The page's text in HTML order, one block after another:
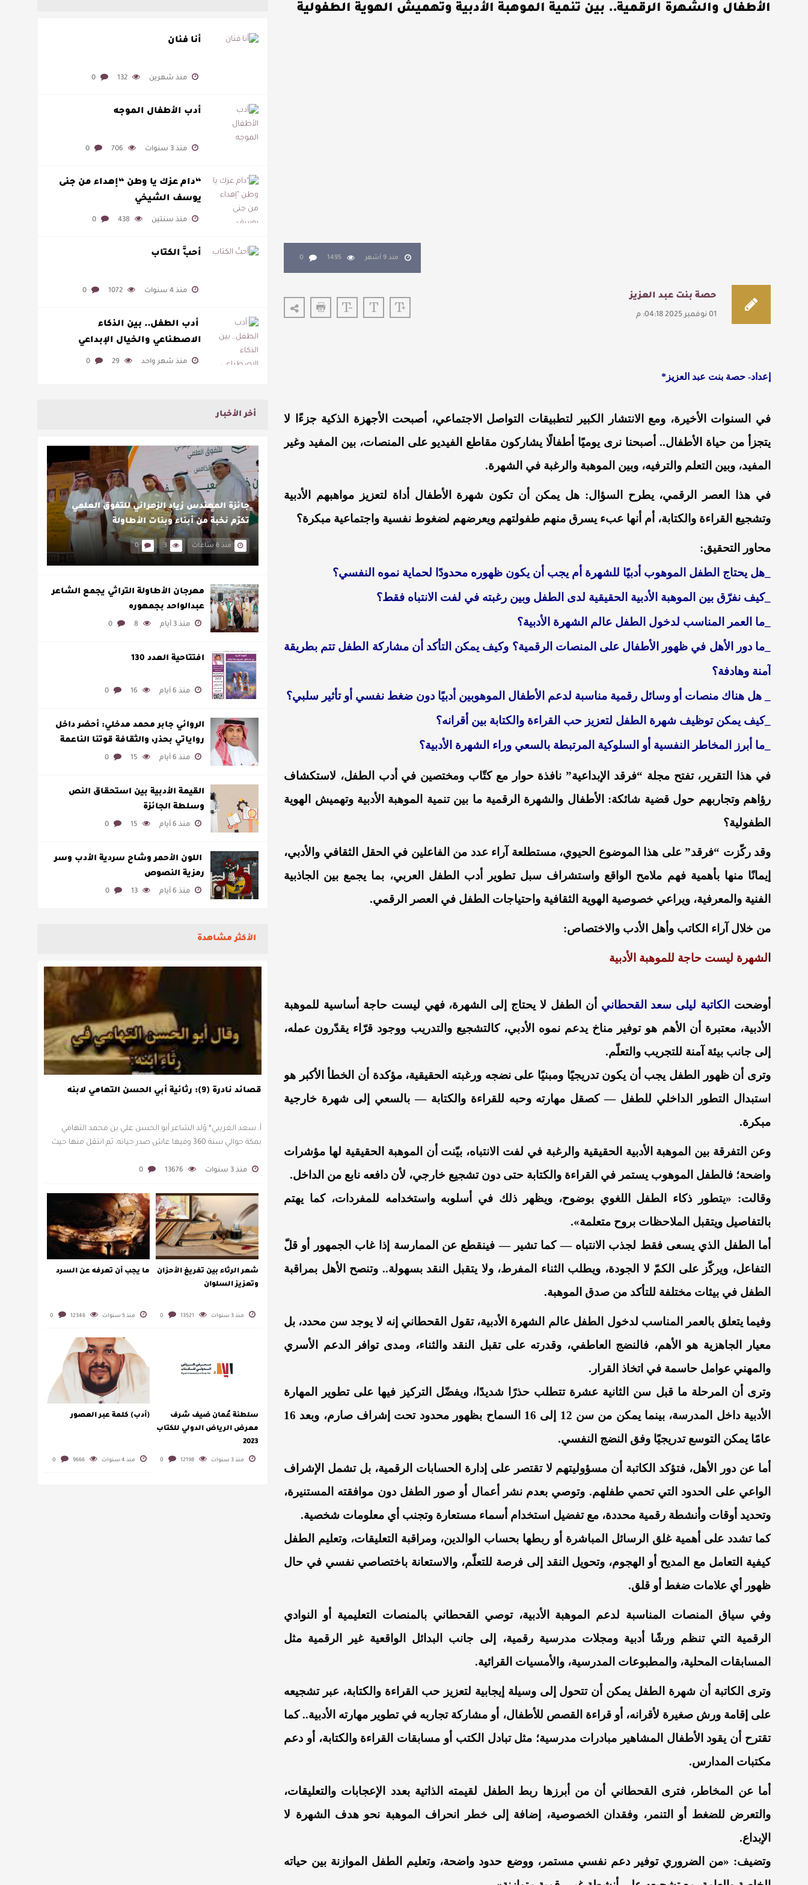
أنا فنان
منذ شهرين 132
0
أدب الأطفال الموجه
منذ 3 سنوات 706
0
“دام عزك يا وطن “إهداء من جنى
يوسف الشيخي
منذ سنتين 438
0
أحبُّ الكتاب
منذ 4 سنوات 1072
0
أدب الطفل.. بين الذكاء
الاصطناعي والخيال الإبداعي
منذ شهر واحد 29
0
أخر الأخبار
جائزة المهندس زياد الزهراني للتفوق العلمي
تكرّم نخبة من أبناء وبنات الأطاولة
منذ 6 ساعات 3
0
مهرجان الأطاولة التراثي يجمع الشاعر
عبدالواحد بجمهوره
منذ 3 أيام 8
0
افتتاحية العدد 130
منذ 6 أيام 16
0
الروائي جابر محمد مدخلي: أحضر داخل
رواياتي بحذر، والثقافة قوتنا الناعمة
لمخاطبة العالم.
منذ 6 أيام 15
0
القيمة الأدبية بين استحقاق النص
وسلطة الجائزة
منذ 6 أيام 15
0
​ اللون الأحمر وشاح سردية الأدب وسر
رمزية النصوص
منذ 6 أيام 13
0
الأكثر مشاهدة
قصائد نادرة (9): رثائية أبي الحسن التهامي لابنه
أ. سعد الغريبي* وُلد الشاعر أبو الحسن علي بن محمد التهامي
بمكة حوالي سنة 360 وفيها عاش صدر حياته، ثم انتقل منها حيث
منذ 3 سنوات 13676
0
شعر الرثاء بين تفريغ الأحزان
وتعزيز السلوان
منذ 3 سنوات 13521
0
ما يجب أن تعرفه عن السرد
منذ 5 سنوات 12346
0
سلطنة عُمان ضيف شرف
معرض الرياض الدولي للكتاب
2023
منذ 3 سنوات 12198
0
(أدب) كلمة عبر العصور
منذ 4 سنوات 9666
0
الأطفال والشهرة الرقمية.. بين تنمية الموهبة الأدبية وتهميش الهوية الطفولية
منذ 9 أشهر 1495
0
حصة بنت عبد العزيز
01 نوفمبر 2025 04:18: م
إعداد- حصة بنت عبد العزيز*
في السنوات الأخيرة، ومع الانتشار الكبير لتطبيقات التواصل الاجتماعي، أصبحت الأجهزة الذكية جزءًا لا
يتجزأ من حياة الأطفال.. أصبحنا نرى يوميًا أطفالًا يشاركون مقاطع الفيديو على المنصات، بين المفيد وغير
المفيد، وبين التعلم والترفيه، وبين الموهبة والرغبة في الشهرة.
في هذا العصر الرقمي، يطرح السؤال: هل يمكن أن تكون شهرة الأطفال أداة لتعزيز مواهبهم الأدبية
وتشجيع القراءة والكتابة، أم أنها عبء يسرق منهم طفولتهم ويعرضهم لضغوط نفسية واجتماعية مبكرة؟
محاور التحقيق:
_هل يحتاج الطفل الموهوب أدبيًا للشهرة أم يجب أن يكون ظهوره محدودًا لحماية نموه النفسي؟
_كيف نفرّق بين الموهبة الأدبية الحقيقية لدى الطفل وبين رغبته في لفت الانتباه فقط؟
_ما العمر المناسب لدخول الطفل عالم الشهرة الأدبية؟
_ما دور الأهل في ظهور الأطفال على المنصات الرقمية؟ وكيف يمكن التأكد أن مشاركة الطفل تتم بطريقة
آمنة وهادفة؟
_ هل هناك منصات أو وسائل رقمية مناسبة لدعم الأطفال الموهوبين أدبيًا دون ضغط نفسي أو تأثير سلبي؟
_كيف يمكن توظيف شهرة الطفل لتعزيز حب القراءة والكتابة بين أقرانه؟
_ما أبرز المخاطر النفسية أو السلوكية المرتبطة بالسعي وراء الشهرة الأدبية؟
في هذا التقرير، تفتح مجلة “فرقد الإبداعية” نافذة حوار مع كتّاب ومختصين في أدب الطفل، لاستكشاف
رؤاهم وتجاربهم حول قضية شائكة: ا لأطفال والشهرة الرقمية ما بين تنمية الموهبة الأدبية وتهميش الهوية
الطفولية؟
وقد ركّزت “فرقد” على هذا الموضوع الحيوي، مستطلعة آراء عدد من الفاعلين في الحقل الثقافي والأدبي،
إيمانًا منها بأهمية فهم ملامح الواقع واستشراف سبل تطوير أدب الطفل العربي، بما يجمع بين الجاذبية
الفنية والمعرفية، ويراعي خصوصية الهوية الثقافية واحتياجات الطفل في العصر الرقمي.
من خلال آراء الكاتب وأهل الأدب والاختصاص:
لشهرة ليست حاجة للموهبة الأدبية
أوضحت الكاتبة ليلى سعد القحطاني أن الطفل لا يحتاج إلى الشهرة، فهي ليست حاجة أساسية للموهبة
الأدبية، معتبرة أن الأهم هو توفير مناخ يدعم نموه الأدبي، كالتشجيع والتدريب ووجود قرّاء يقدّرون عمله،
إلى جانب بيئة آمنة للتجريب والتعلّم.
وترى أن ظهور الطفل يجب أن يكون تدريجيًا ومبنيًا على نضجه ورغبته الحقيقية، مؤكدة أن الخطأ الأكبر هو
استبدال التطور الداخلي للطفل — كصقل مهارته وحبه للقراءة والكتابة — بالسعي إلى شهرة خارجية
مبكرة.
وعن التفرقة بين الموهبة الأدبية الحقيقية والرغبة في لفت الانتباه، بيّنت أن الموهبة الحقيقية لها مؤشرات
واضحة؛ فالطفل الموهوب يستمر في القراءة والكتابة حتى دون تشجيع خارجي، لأن دافعه نابع من الداخل.
وقالت: «يتطور ذكاء الطفل اللغوي بوضوح، ويظهر ذلك في أسلوبه واستخدامه للمفردات، كما يهتم
بالتفاصيل ويتقبل الملاحظات بروح متعلمة».
أما الطفل الذي يسعى فقط لجذب الانتباه — كما تشير — فينقطع عن الممارسة إذا غاب الجمهور أو قلّ
التفاعل، ويركّز على الكمّ لا الجودة، ويطلب الثناء المفرط، ولا يتقبل النقد بسهولة.. وتنصح الأهل بمراقبة
الطفل في بيئات مختلفة للتأكد من صدق الموهبة.
وفيما يتعلق بالعمر المناسب لدخول الطفل عالم الشهرة الأدبية، تقول القحطاني إنه لا يوجد سن محدد، بل
معيار الجاهزية هو الأهم، فالنضج العاطفي، وقدرته على تقبل النقد والثناء، ومدى توافر الدعم الأسري
والمهني عوامل حاسمة في اتخاذ القرار.
وترى أن المرحلة ما قبل سن الثانية عشرة تتطلب حذرًا شديدًا، ويفضّل التركيز فيها على تطوير المهارة
الأدبية داخل المدرسة، بينما يمكن من سن 12 إلى 16 السماح بظهور محدود تحت إشراف صارم، وبعد 16
عامًا يمكن التوسع تدريجيًا وفق النضج النفسي.
أما عن دور الأهل، فتؤكد الكاتبة أن مسؤوليتهم لا تقتصر على إدارة الحسابات الرقمية، بل تشمل الإشراف
الواعي على الحدود التي تحمي طفلهم. وتوصي بعدم نشر أعمال أو صور الطفل دون موافقته المستنيرة،
وتحديد أوقات وأنشطة رقمية محددة، مع تفضيل استخدام أسماء مستعارة وتجنب أي معلومات شخصية.
كما تشدد على أهمية غلق الرسائل المباشرة أو ربطها بحساب الوالدين، ومراقبة التعليقات، وتعليم الطفل
كيفية التعامل مع المديح أو الهجوم، وتحويل النقد إلى فرصة للتعلّم، والاستعانة باختصاصي نفسي في حال
ظهور أي علامات ضغط أو قلق.
وفي سياق المنصات المناسبة لدعم الموهبة الأدبية، توصي القحطاني بالمنصات التعليمية أو النوادي
الرقمية التي تنظم ورشًا أدبية ومجلات مدرسية رقمية، إلى جانب البدائل الواقعية غير الرقمية مثل
المسابقات المحلية، والمطبوعات المدرسية، والأمسيات القرائية.
وترى الكاتبة أن شهرة الطفل يمكن أن تتحول إلى وسيلة إيجابية لتعزيز حب القراءة والكتابة، عبر تشجيعه
على إقامة ورش صغيرة لأقرانه، أو قراءة القصص للأطفال، أو مشاركة تجاربه في تطوير مهارته الأدبية.. كما
تقترح أن يقود الأطفال المشاهير مبادرات مدرسية؛ مثل تبادل الكتب أو مسابقات القراءة والكتابة، أو دعم
مكتبات المدارس.
أما عن المخاطر، فترى القحطاني أن من أبرزها ربط الطفل لقيمته الذاتية بعدد الإعجابات والتعليقات،
والتعرض للضغط أو التنمر، وفقدان الخصوصية، إضافة إلى خطر انحراف الموهبة نحو هدف الشهرة لا
الإبداع.
وتضيف: «من الضروري توفير دعم نفسي مستمر، ووضع حدود واضحة، وتعليم الطفل الموازنة بين حياته